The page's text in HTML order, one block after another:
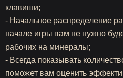
клавиши;
- Начальное распределение
начале игры вам не нужно
рабочих на минералы;
- Всегда показывать
поможет вам оценить